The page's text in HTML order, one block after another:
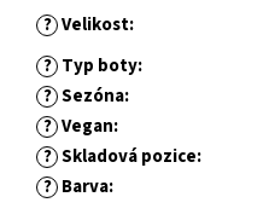
? Velikost:
? Typ boty:
? Sezóna:
? Vegan:
? Skladová pozice:
? Barva:
2604
ROYAL
BLUE
547
Kč
Původně:
821
Kč